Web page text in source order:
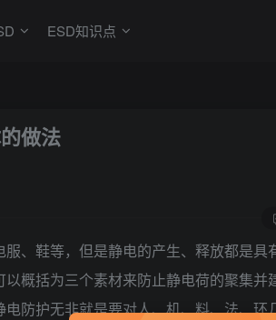
ESD知识点
做法
、鞋等，但是静电的产生、释放都是具
概括为三个素材来防止静电荷的聚集并
防护无非就是要对人、机、料、法、环